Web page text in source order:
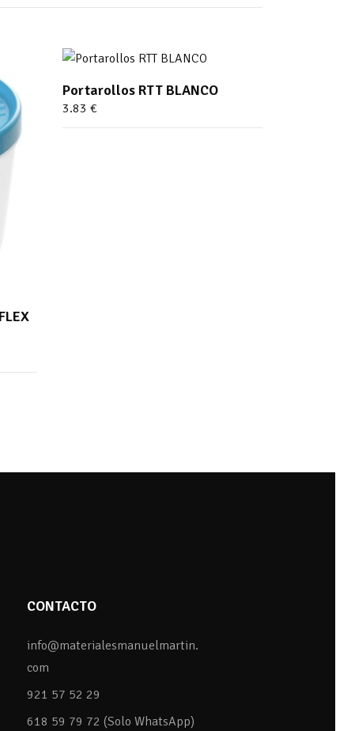
Portarollos RTT BLANCO
3.83 €
CONTACTO
info@materialesmanuelmartin.
com
921 57 52 29
618 59 79 72 (Solo WhatsApp)